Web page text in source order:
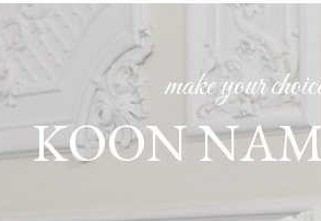
make your
KOON